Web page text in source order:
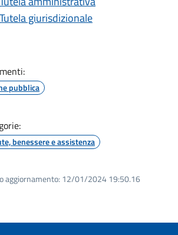
Tutela giurisdizionale
pubblica
benessere e assistenza
aggiornamento: 12/01/2024 19:50.16